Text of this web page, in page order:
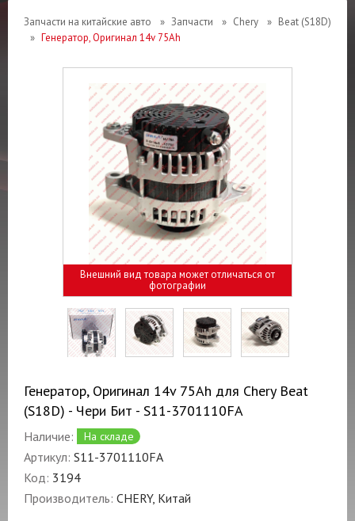
Запчасти на китайские авто » Запчасти » Chery » Beat (S18D)
» Генератор, Оригинал 14v 75Ah
Внешний вид товара может отличаться от
фотографии
Генератор, Оригинал 14v 75Ah для Chery Beat
(S18D) - Чери Бит - S11-3701110FA
Наличие: На складе
Артикул: S11-3701110FA
Код: 3194
Производитель: CHERY, Китай